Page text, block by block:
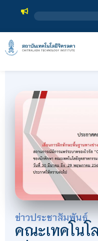
ข่าวประชาสัมพันธ์
คณะเทคโนโ